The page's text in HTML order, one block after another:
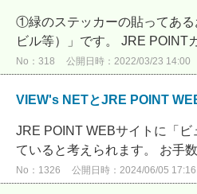
①緑のステッカーの貼ってある
ビル等）」です。 JRE POINT
No：318 公開日時：2022/03/23 14:00
VIEW's NETとJRE POINT
JRE POINT WEBサイトに「
ていると考えられます。 お手
No：1326 公開日時：2024/06/05 17:16